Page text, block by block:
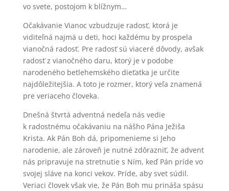
vo svete, postojom k blížnym…
Očakávanie Vianoc vzbudzuje radosť, ktorá je
viditeľná najmä u deti, hoci každému by prospela
vianočná radosť. Pre radosť sú viaceré dôvody, avšak
radosť z vianočného daru, ktorý je v podobe
narodeného betlehemského dieťatka je určite
najdôležitejšia. A toto je rozmer, ktorý veľa znamená
pre veriaceho človeka.
Dnešná štvrtá adventná nedeľa nás vedie
k radostnému očakávaniu na nášho Pána Ježiša
Krista. Ak Pán Boh dá, pripomenieme si Jeho
narodenie, ale zároveň je nutné zdôrazniť, že advent
nás pripravuje na stretnutie s Ním, keď Pán príde vo
svojej sláve na konci vekov. Príde, aby svet súdil.
Veriaci človek však vie, že Pán Boh mu prináša spásu